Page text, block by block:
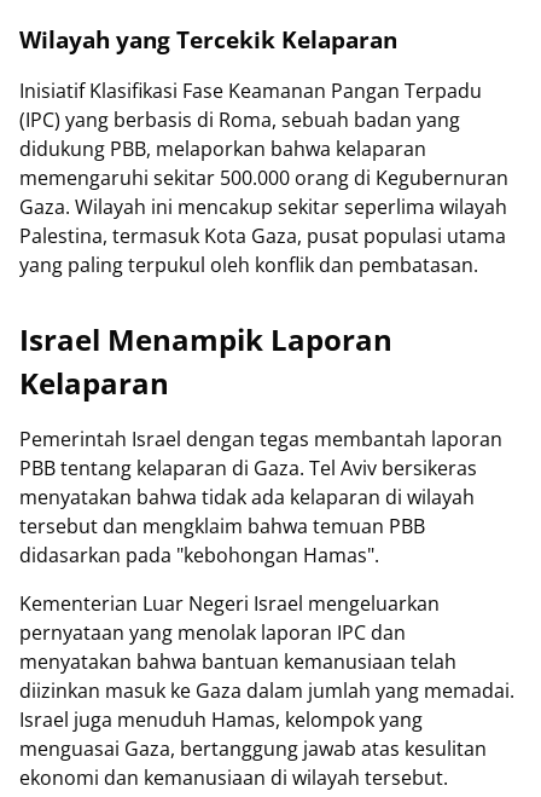
Wilayah yang Tercekik Kelaparan
Inisiatif Klasifikasi Fase Keamanan Pangan Terpadu
(IPC) yang berbasis di Roma, sebuah badan yang
didukung PBB, melaporkan bahwa kelaparan
memengaruhi sekitar 500.000 orang di Kegubernuran
Gaza. Wilayah ini mencakup sekitar seperlima wilayah
Palestina, termasuk Kota Gaza, pusat populasi utama
yang paling terpukul oleh konflik dan pembatasan.
Israel Menampik Laporan
Kelaparan
Pemerintah Israel dengan tegas membantah laporan
PBB tentang kelaparan di Gaza. Tel Aviv bersikeras
menyatakan bahwa tidak ada kelaparan di wilayah
tersebut dan mengklaim bahwa temuan PBB
didasarkan pada "kebohongan Hamas".
Kementerian Luar Negeri Israel mengeluarkan
pernyataan yang menolak laporan IPC dan
menyatakan bahwa bantuan kemanusiaan telah
diizinkan masuk ke Gaza dalam jumlah yang memadai.
Israel juga menuduh Hamas, kelompok yang
menguasai Gaza, bertanggung jawab atas kesulitan
ekonomi dan kemanusiaan di wilayah tersebut.